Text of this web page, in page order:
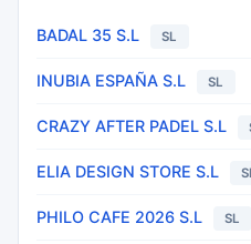
BADAL 35 S.L SL
INUBIA ESPAÑA S.L SL
CRAZY AFTER PADEL S.L
ELIA DESIGN STORE S.L
PHILO CAFE 2026 S.L SL